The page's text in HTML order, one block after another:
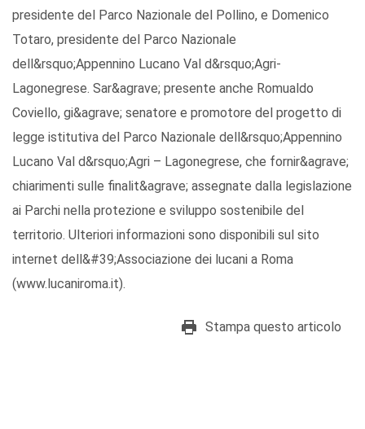
presidente del Parco Nazionale del Pollino, e Domenico
Totaro, presidente del Parco Nazionale
dell&rsquo;Appennino Lucano Val d&rsquo;Agri-
Lagonegrese. Sar&agrave; presente anche Romualdo
Coviello, gi&agrave; senatore e promotore del progetto di
legge istitutiva del Parco Nazionale dell&rsquo;Appennino
Lucano Val d&rsquo;Agri – Lagonegrese, che fornir&agrave;
chiarimenti sulle finalit&agrave; assegnate dalla legislazione
ai Parchi nella protezione e sviluppo sostenibile del
territorio. Ulteriori informazioni sono disponibili sul sito
internet dell&#39;Associazione dei lucani a Roma
(www.lucaniroma.it).
Stampa questo articolo